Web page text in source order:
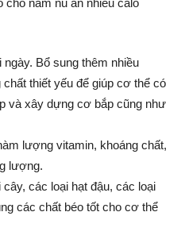
Bổ sung thêm nhiều
thiết yếu để giúp cơ thể có
và xây dựng cơ bắp cũng như
lượng vitamin, khoáng chất,
lượng.
các loại hạt đậu, các loại
các chất béo tốt cho cơ thể